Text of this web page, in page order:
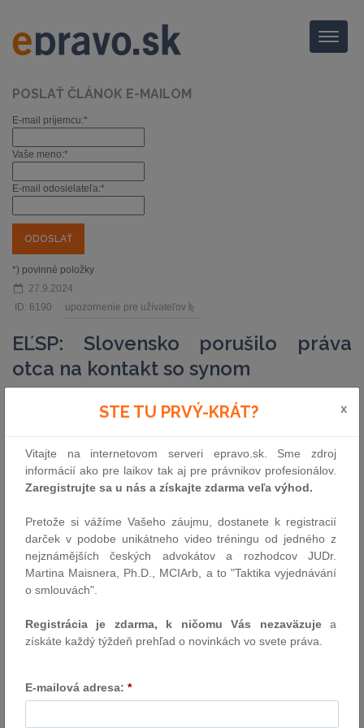
Menu
POSLAŤ ČLÁNOK E-MAILOM
E-mail príjemcu:*
Vaše meno:*
E-mail odosielateľa:*
*) povinné položky
27.9.2024
ID: 6190
upozornenie pre užívateľov
EĽSP: Slovensko porušilo práva
otca na kontakt so synom
Európsky súd pre ľudské práva (EĽSP) vyniesol rozsudok v
týkal dlhého a neefektívneho súdneho konania o úprave
styku s jeho maloletým synom. Európsky súd priznal
sťažovateľovi odškodné vo výške 9-tisíc eur.
Prípad sa začal v roku 2019 na Okresnom súde v Novom Meste
nad Váhom, kedy otec žiadal o úpravu kontaktu so svojím synom,
ktorý mal vtedy 7 rokov. O rok neskôr súd nariadil asistovaný styk
medzi otcom a synom, aby sa dieťa postupne zvyklo tráviť čas s
otcom bez asistencie. Napriek tomuto opatreniu sa väčšina
zlepšeniu vzťahov. V roku 2022 súd zveril dieťa do starostlivosti
matky a nariadil obom rodičom absolvovať psychologické
otcom a dieťaťom.
STE TU PRVÝ-KRÁT? x
Vitajte na internetovom serveri epravo.sk. Sme zdroj
informácií ako pre laikov tak aj pre právnikov profesionálov.
Zaregistrujte sa u nás a získajte zdarma veľa výhod.
Pretože si vážíme Vašeho záujmu, dostanete k registracií
darček v podobe unikátneho video tréningu od jedného z
nejznámějších českých advokátov a rozhodcov JUDr.
Martina Maisnera, Ph.D., MCIArb, a to "Taktika vyjednávání
o smlouvách".
Registrácia je zdarma, k ničomu Vás nezaväzujea
získáte každý týždeň prehľad o novinkách vo svete práva.
E-mailová adresa: *